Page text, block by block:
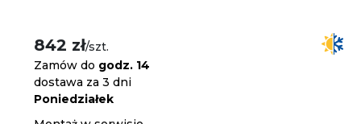
842 zł/szt.
Zamów do godz. 14
dostawa za 3 dni
Poniedziałek